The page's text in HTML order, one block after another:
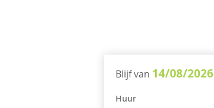
Blijf van 14/08/2026
Huur